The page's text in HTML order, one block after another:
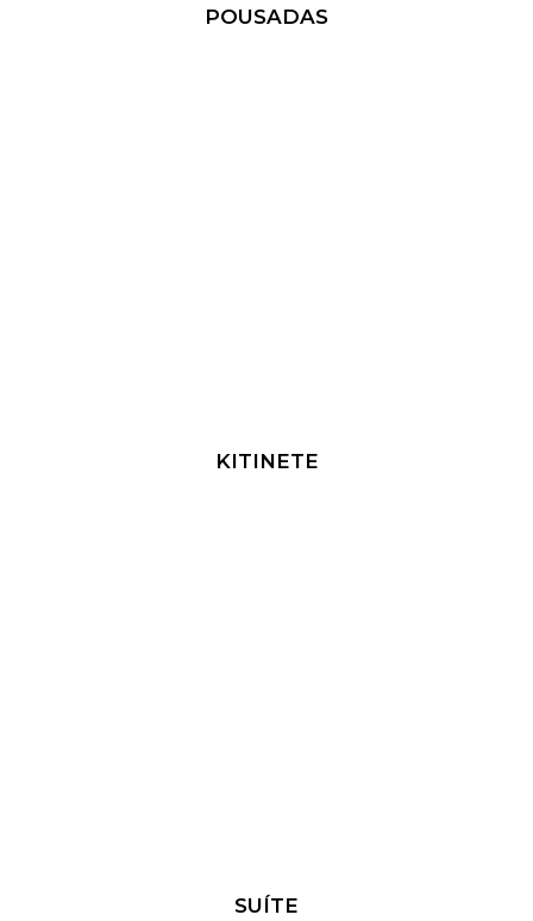
POUSADAS
KITINETE
SUÍTE